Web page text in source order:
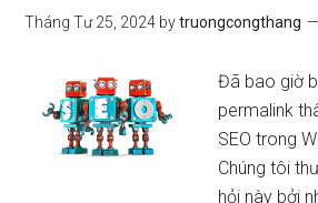
Tháng Tư 25, 2024 bytruongcongthang
Đã bao giờ
permalink
SEO trong
Chúng tôi
hỏi này bởi